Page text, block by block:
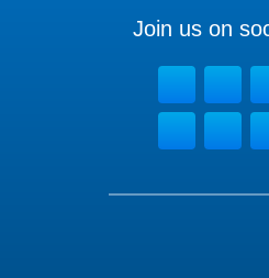
Join us on